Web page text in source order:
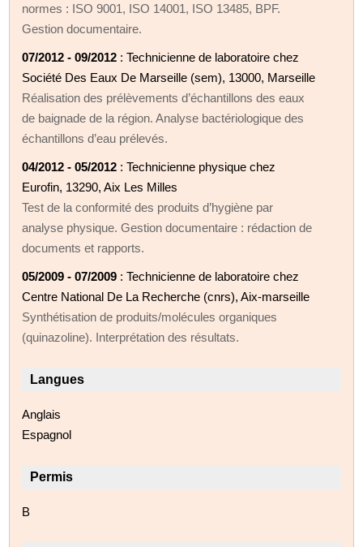
normes : ISO 9001, ISO 14001, ISO 13485, BPF.
Gestion documentaire.
07/2012 - 09/2012 : Technicienne de laboratoire chez
Société Des Eaux De Marseille (sem), 13000, Marseille
Réalisation des prélèvements d’échantillons des eaux
de baignade de la région. Analyse bactériologique des
échantillons d’eau prélevés.
04/2012 - 05/2012 : Technicienne physique chez
Eurofin, 13290, Aix Les Milles
Test de la conformité des produits d’hygiène par
analyse physique. Gestion documentaire : rédaction de
documents et rapports.
05/2009 - 07/2009 : Technicienne de laboratoire chez
Centre National De La Recherche (cnrs), Aix-marseille
Synthétisation de produits/molécules organiques
(quinazoline). Interprétation des résultats.
Langues
Anglais
Espagnol
Permis
B